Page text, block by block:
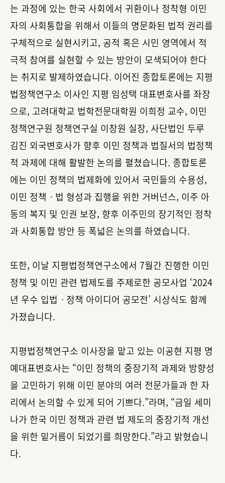
는 과정에 있는 한국 사회에서 귀환이나 정착형 이민
자의 사회통합을 위해서 이들의 명문화된 법적 권리를
구체적으로 실현시키고, 공적 혹은 시민 영역에서 적
극적 참여를 실현할 수 있는 방안이 모색되어야 한다
는 취지로 발제하였습니다. 이어진 종합토론에는 지평
법정책연구소 이사인 지평 임성택 대표변호사를 좌장
으로, 고려대학교 법학전문대학원 이희정 교수, 이민
정책연구원 정책연구실 이창원 실장, 사단법인 두루
김진 외국변호사가 향후 이민 정책과 법질서의 법정책
적 과제에 대해 활발한 논의를 펼쳤습니다. 종합토론
에는 이민 정책의 법제화에 있어서 국민들의 수용성,
이민 정책ㆍ법 형성과 집행을 위한 거버넌스, 이주 아
동의 복지 및 인권 보장, 향후 이주민의 장기적인 정착
과 사회통합 방안 등 폭넓은 논의를 하였습니다.
또한, 이날 지평법정책연구소에서 7월간 진행한 이민
정책 및 이민 관련 법제도를 주제로한 공모사업 ‘2024
년 우수 입법ㆍ정책 아이디어 공모전’ 시상식도 함께
가졌습니다.
지평법정책연구소 이사장을 맡고 있는 이공현 지평 명
예대표변호사는 “이민 정책의 중장기적 과제와 방향성
을 고민하기 위해 이민 분야의 여러 전문가들과 한 자
리에서 논의할 수 있게 되어 기쁘다.”라며, “금일 세미
나가 한국 이민 정책과 관련 법 제도의 중장기적 개선
을 위한 밑거름이 되었기를 희망한다.”라고 밝혔습니
다.